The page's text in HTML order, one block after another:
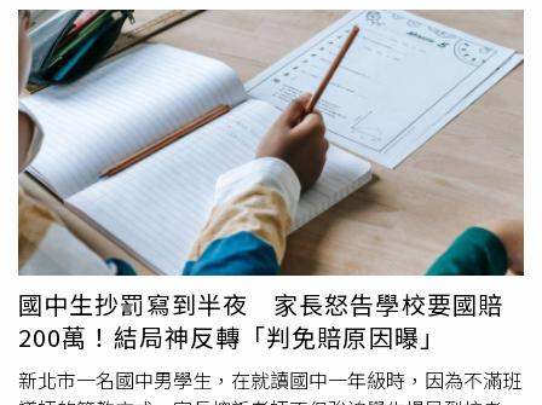
查並公布結果。
迎的國際學校夏令營，想讓她體驗農村稻田教室、席地而坐
的自然課程，沒想到典典寶寶分離焦慮發作，在課堂上從早
哭到晚，因為擔心影響其他小朋友上課，原定十天的課，只
去了一天就不得不辦理取消。趙小僑無奈打趣：「錢（學
費）就不見了。」原本計畫好的行程被迫大改，最後演變成
劉亮佐在飯店或咖啡廳顧小孩，趙小僑自己去按摩放鬆。面
對女兒的「極度偏心」，劉亮佐忍不住苦笑爆料，在清邁有
三分之二的時間，典典寶寶都只指名要趙小僑抱，考量典典
寶寶已經20公斤，他時常想幫忙分擔，問「爸爸抱好不
好」，典典寶寶都秒回「不要」。劉亮佐自嘲：「我已經心
碎很多次，沒事，現在夠強壯了。」雖然女兒偶爾也會嘴甜
安慰他「爸爸我很愛你喔」，但只要劉亮佐試探性地問「今
天能不能跟爸爸一起睡？」，典典寶寶依舊會毫不留情地秒
國中生抄罰寫到半夜 家長怒告學校要國賠
200萬！結局神反轉「判免賠原因曝」
新北市一名國中男學生，在就讀國中一年級時，因為不滿班